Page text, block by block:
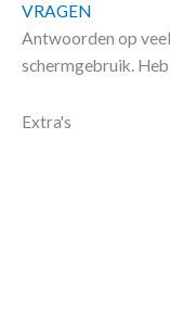
VRAGEN
Antwoorden op
schermgebruik​.
Extra's